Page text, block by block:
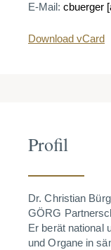
E-Mail: cbuerger
Download vCard
Profil
Dr. Christian
GÖRG
Er berät national
und Organe in